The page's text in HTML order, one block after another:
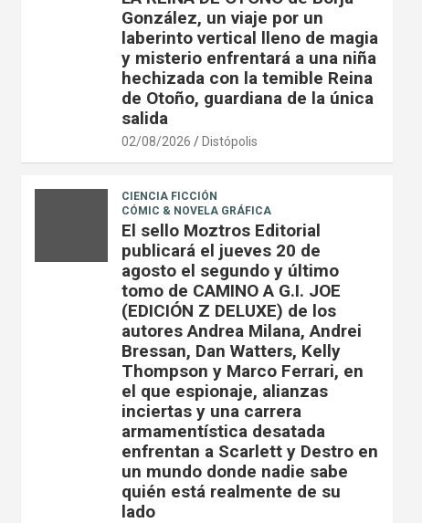
González, un viaje por un
laberinto vertical lleno de magia
y misterio enfrentará a una niña
hechizada con la temible Reina
de Otoño, guardiana de la única
salida
02/08/2026 Distópolis
CIENCIA FICCIÓN
CÓMIC & NOVELA GRÁFICA
El sello Moztros Editorial
publicará el jueves 20 de
agosto el segundo y último
tomo de CAMINO A G.I. JOE
(EDICIÓN Z DELUXE) de los
autores Andrea Milana, Andrei
Bressan, Dan Watters, Kelly
Thompson y Marco Ferrari, en
el que espionaje, alianzas
inciertas y una carrera
armamentística desatada
enfrentan a Scarlett y Destro en
un mundo donde nadie sabe
quién está realmente de su
lado